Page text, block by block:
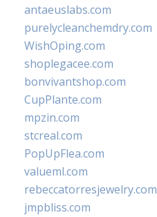
antaeuslabs.com
purelycleanchemdry.com
WishOping.com
shoplegacee.com
bonvivantshop.com
CupPlante.com
mpzin.com
stcreal.com
PopUpFlea.com
valueml.com
rebeccatorresjewelry.com
jmpbliss.com